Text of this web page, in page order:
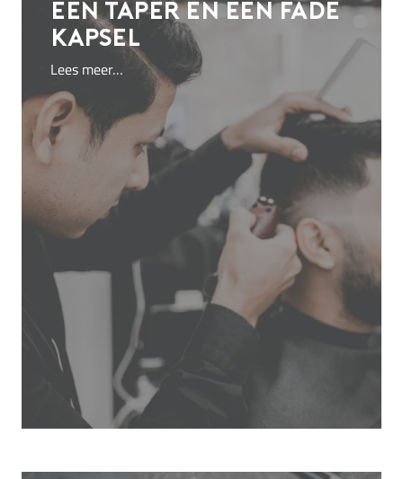
een taper en een fade
kapsel
Lees meer…